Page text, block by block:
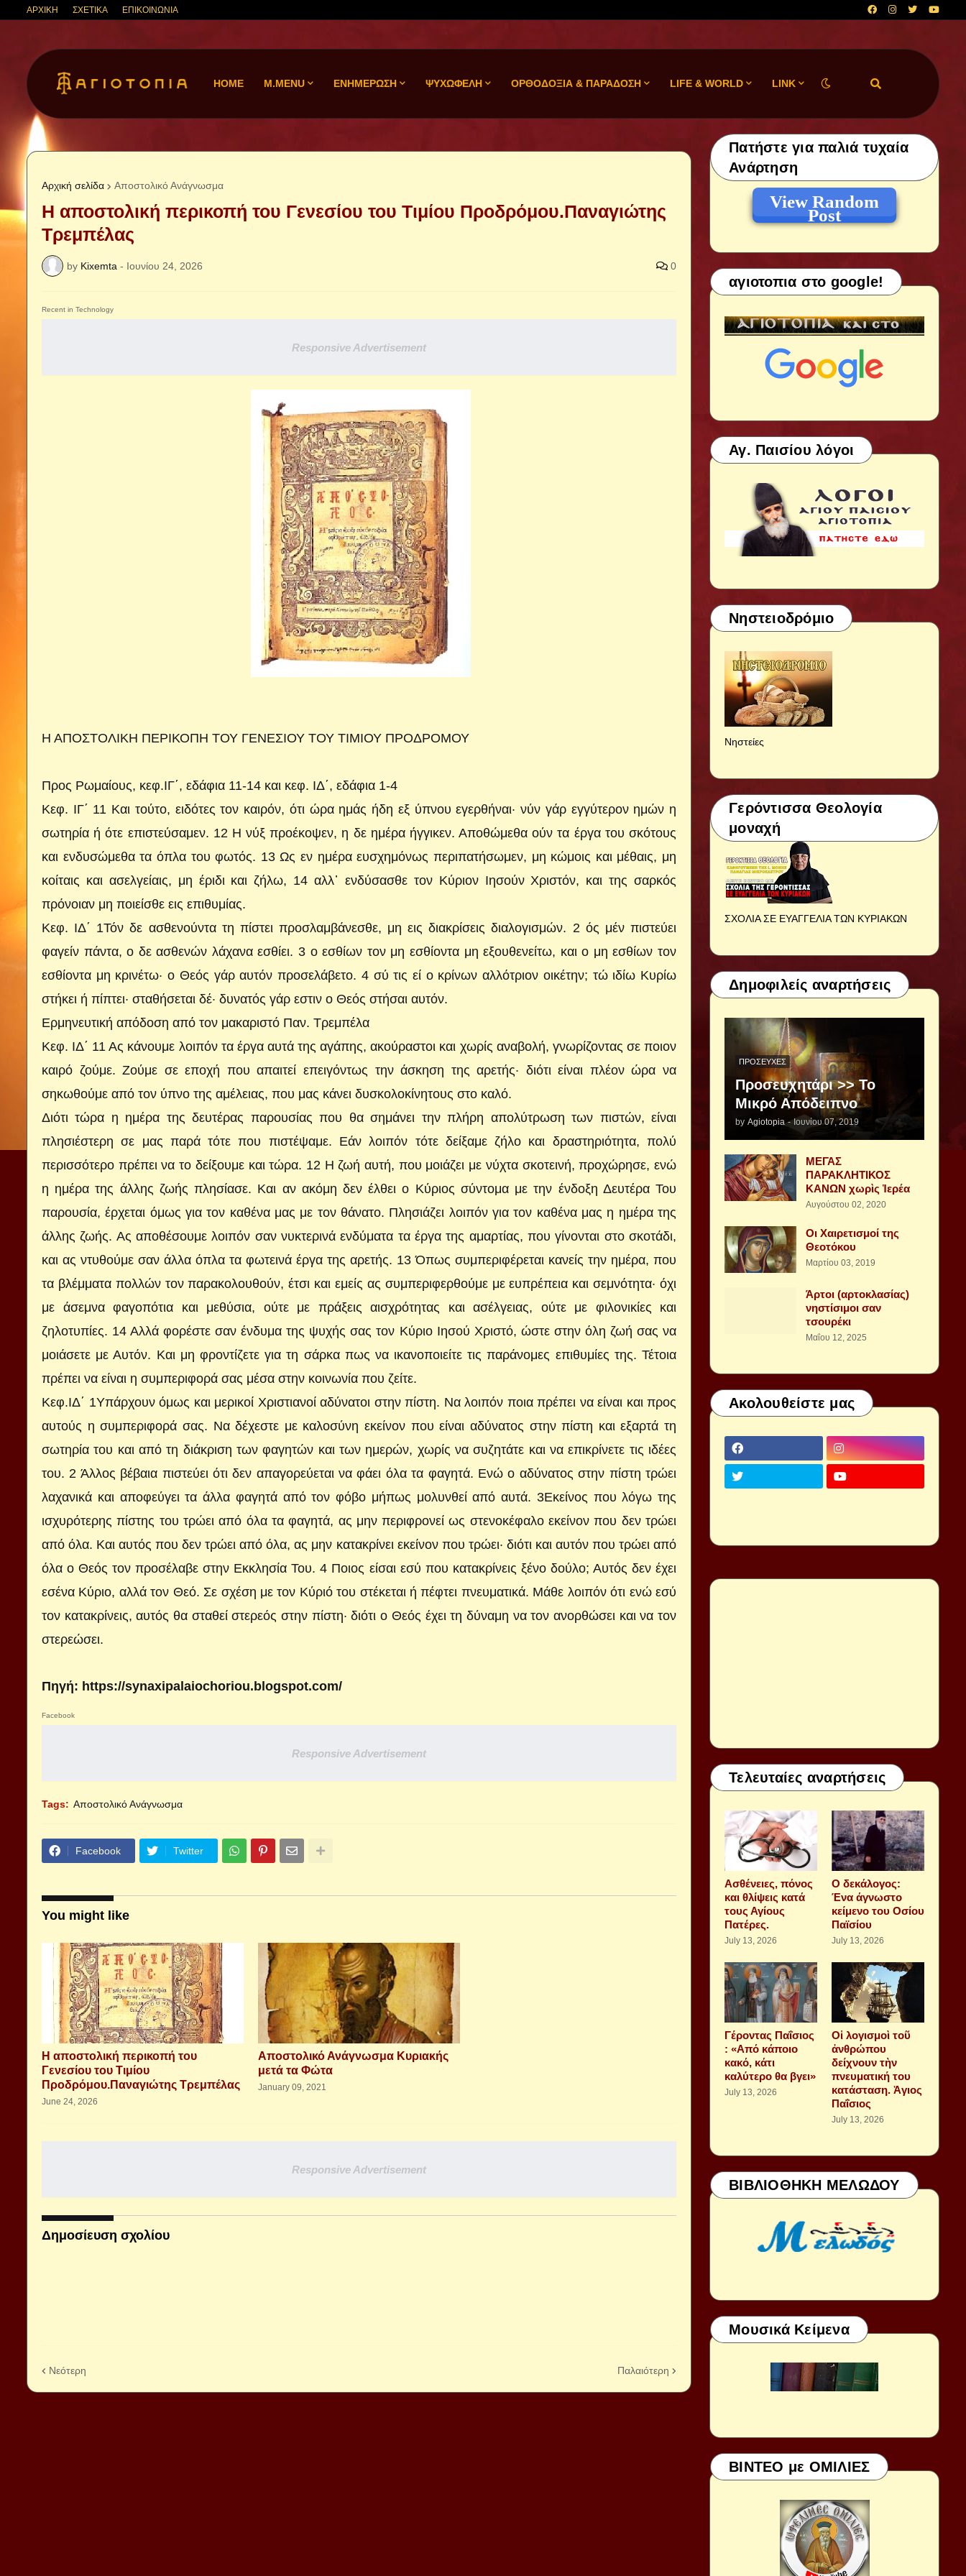
ΑΡΧΙΚΗ ΣΧΕΤΙΚΑ ΕΠΙΚΟΙΝΩΝΙΑ
HOME M.MENU ΕΝΗΜΕΡΩΣΗ ΨΥΧΩΦΕΛΗ ΟΡΘΟΔΟΞΙΑ & ΠΑΡΑΔΟΣΗ LIFE & WORLD LINK
Αρχική σελίδα Αποστολικό Ανάγνωσμα
Η αποστολική περικοπή του Γενεσίου του Τιμίου Προδρόμου.Παναγιώτης
Τρεμπέλας
by Kixemta - Ιουνίου 24, 2026 0
Recent in Technology
Responsive Advertisement
Η ΑΠΟΣΤΟΛΙΚΗ ΠΕΡΙΚΟΠΗ ΤΟΥ ΓΕΝΕΣΙΟΥ ΤΟΥ ΤΙΜΙΟΥ ΠΡΟΔΡΟΜΟΥ
Προς Ρωμαίους, κεφ.ΙΓ΄, εδάφια 11-14 και κεφ. ΙΔ΄, εδάφια 1-4
Κεφ. ΙΓ΄ 11 Και τούτο, ειδότες τον καιρόν, ότι ώρα ημάς ήδη εξ ύπνου εγερθήναι· νύν γάρ εγγύτερον ημών η
σωτηρία ή ότε επιστεύσαμεν. 12 Η νύξ προέκοψεν, η δε ημέρα ήγγικεν. Αποθώμεθα ούν τα έργα του σκότους
και ενδυσώμεθα τα όπλα του φωτός. 13 Ως εν ημέρα ευσχημόνως περιπατήσωμεν, μη κώμοις και μέθαις, μη
κοίταις και ασελγείαις, μη έριδι και ζήλω, 14 αλλ᾿ ενδύσασθε τον Κύριον Ιησούν Χριστόν, και της σαρκός
πρόνοιαν μη ποιείσθε εις επιθυμίας.
Κεφ. ΙΔ΄ 1Τόν δε ασθενούντα τη πίστει προσλαμβάνεσθε, μη εις διακρίσεις διαλογισμών. 2 ός μέν πιστεύει
φαγείν πάντα, ο δε ασθενών λάχανα εσθίει. 3 ο εσθίων τον μη εσθίοντα μη εξουθενείτω, και ο μη εσθίων τον
εσθίοντα μη κρινέτω· ο Θεός γάρ αυτόν προσελάβετο. 4 σύ τις εί ο κρίνων αλλότριον οικέτην; τώ ιδίω Κυρίω
στήκει ή πίπτει· σταθήσεται δέ· δυνατός γάρ εστιν ο Θεός στήσαι αυτόν.
Ερμηνευτική απόδοση από τον μακαριστό Παν. Τρεμπέλα
Κεφ. ΙΔ΄ 11 Ας κάνουμε λοιπόν τα έργα αυτά της αγάπης, ακούραστοι και χωρίς αναβολή, γνωρίζοντας σε ποιον
καιρό ζούμε. Ζούμε σε εποχή που απαιτεί επειγόντως την άσκηση της αρετής· διότι είναι πλέον ώρα να
σηκωθούμε από τον ύπνο της αμέλειας, που μας κάνει δυσκολοκίνητους στο καλό.
Διότι τώρα η ημέρα της δευτέρας παρουσίας που θα σημάνει την πλήρη απολύτρωση των πιστών, είναι
πλησιέστερη σε μας παρά τότε που πιστέψαμε. Εάν λοιπόν τότε δείξαμε ζήλο και δραστηριότητα, πολύ
περισσότερο πρέπει να το δείξουμε και τώρα. 12 Η ζωή αυτή, που μοιάζει με νύχτα σκοτεινή, προχώρησε, ενώ
η ημέρα της άλλης ζωής πλησίασε. Και αν ακόμη δεν έλθει ο Κύριος σύντομα με την ένδοξη Δευτέρα Του
παρουσία, έρχεται όμως για τον καθένα μας με τον θάνατο. Πλησιάζει λοιπόν για τον καθένα μας η ημέρα της
άλλης ζωής. Ας αποθέσουμε λοιπόν σαν νυκτερινά ενδύματα τα έργα της αμαρτίας, που γίνονται στο σκοτάδι,
και ας ντυθούμε σαν άλλα όπλα τα φωτεινά έργα της αρετής. 13 Όπως συμπεριφέρεται κανείς την ημέρα, που
τα βλέμματα πολλών τον παρακολουθούν, έτσι και εμείς ας συμπεριφερθούμε με ευπρέπεια και σεμνότητα· όχι
με άσεμνα φαγοπότια και μεθύσια, ούτε με πράξεις αισχρότητας και ασέλγειας, ούτε με φιλονικίες και
ζηλοτυπίες. 14 Αλλά φορέστε σαν ένδυμα της ψυχής σας τον Κύριο Ιησού Χριστό, ώστε στην όλη ζωή σας να
μοιάσετε με Αυτόν. Και μη φροντίζετε για τη σάρκα πως να ικανοποιείτε τις παράνομες επιθυμίες της. Τέτοια
πρέπει να είναι η συμπεριφορά σας μέσα στην κοινωνία που ζείτε.
Κεφ.ΙΔ΄ 1Υπάρχουν όμως και μερικοί Χριστιανοί αδύνατοι στην πίστη. Να λοιπόν ποια πρέπει να είναι και προς
αυτούς η συμπεριφορά σας. Να δέχεστε με καλοσύνη εκείνον που είναι αδύνατος στην πίστη και εξαρτά τη
σωτηρία του και από τη διάκριση των φαγητών και των ημερών, χωρίς να συζητάτε και να επικρίνετε τις ιδέες
του. 2 Άλλος βέβαια πιστεύει ότι δεν απαγορεύεται να φάει όλα τα φαγητά. Ενώ ο αδύνατος στην πίστη τρώει
λαχανικά και αποφεύγει τα άλλα φαγητά από τον φόβο μήπως μολυνθεί από αυτά. 3Εκείνος που λόγω της
ισχυρότερης πίστης του τρώει από όλα τα φαγητά, ας μην περιφρονεί ως στενοκέφαλο εκείνον που δεν τρώει
από όλα. Και αυτός που δεν τρώει από όλα, ας μην κατακρίνει εκείνον που τρώει· διότι και αυτόν που τρώει από
όλα ο Θεός τον προσέλαβε στην Εκκλησία Του. 4 Ποιος είσαι εσύ που κατακρίνεις ξένο δούλο; Αυτός δεν έχει
εσένα Κύριο, αλλά τον Θεό. Σε σχέση με τον Κύριό του στέκεται ή πέφτει πνευματικά. Μάθε λοιπόν ότι ενώ εσύ
τον κατακρίνεις, αυτός θα σταθεί στερεός στην πίστη· διότι ο Θεός έχει τη δύναμη να τον ανορθώσει και να τον
στερεώσει.
Πηγή: https://synaxipalaiochoriou.blogspot.com/
Facebook
Responsive Advertisement
Tags: Αποστολικό Ανάγνωσμα
Facebook Twitter
You might like
Η αποστολική περικοπή του
Γενεσίου του Τιμίου
Προδρόμου.Παναγιώτης Τρεμπέλας
June 24, 2026
Αποστολικό Ανάγνωσμα Κυριακής
μετά τα Φώτα
January 09, 2021
Responsive Advertisement
Δημοσίευση σχολίου
Νεότερη Παλαιότερη
Πατήστε για παλιά τυχαία
Ανάρτηση
View Random
Post
αγιοτοπια στο google!
Αγ. Παισίου λόγοι
Νηστειοδρόμιο
Νηστείες
Γερόντισσα Θεολογία
μοναχή
ΣΧΟΛΙΑ ΣΕ ΕΥΑΓΓΕΛΙΑ ΤΩΝ ΚΥΡΙΑΚΩΝ
Δημοφιλείς αναρτήσεις
ΠΡΟΣΕΥΧΈΣ
Προσευχητάρι >> Το
Μικρό Απόδειπνο
by Agiotopia - Ιουνίου 07, 2019
ΜΕΓΑΣ
ΠΑΡΑΚΛΗΤΙΚΟΣ
ΚΑΝΩΝ χωρὶς Ἱερέα
Αυγούστου 02, 2020
Οι Χαιρετισμοί της
Θεοτόκου
Μαρτίου 03, 2019
Άρτοι (αρτοκλασίας)
νηστίσιμοι σαν
τσουρέκι
Μαΐου 12, 2025
Ακολουθείστε μας
Τελευταίες αναρτήσεις
Aσθένειες, πόνος
και θλίψεις κατά
τους Αγίους
Πατέρες.
July 13, 2026
Ο δεκάλογος:
Ένα άγνωστο
κείμενο του Οσίου
Παϊσίου
July 13, 2026
Γέροντας Παΐσιος
: «Από κάποιο
κακό, κάτι
καλύτερο θα βγει»
July 13, 2026
Οἱ λογισμοὶ τοῦ
ἀνθρώπου
δείχνουν τὴν
πνευματική του
κατάσταση. Ἁγιος
Παΐσιος
July 13, 2026
ΒΙΒΛΙΟΘΗΚΗ ΜΕΛΩΔΟΥ
Μουσικά Κείμενα
ΒΙΝΤΕΟ με ΟΜΙΛΙΕΣ